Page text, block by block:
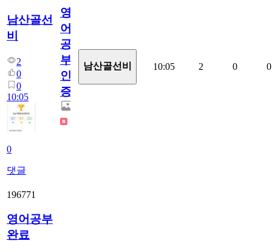
남산골선
비
2
0
0
10:05
0
댓글
영
어
공
부
인
증
남산골선비 10:05 2 0 0
196771
영어공부
완료